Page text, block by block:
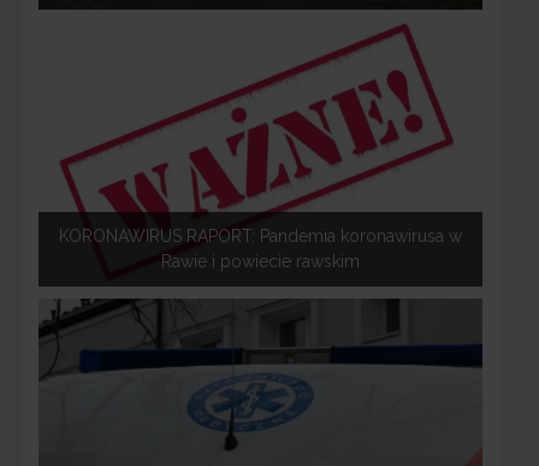
KORONAWIRUS RAPORT: Pandemia koronawirusa w
Rawie i powiecie rawskim